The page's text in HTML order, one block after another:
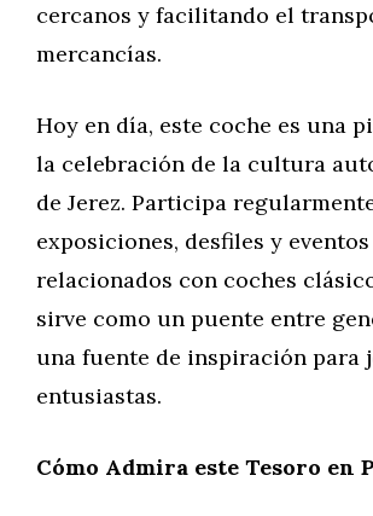
cercanos y facilitando el
mercancías.
Hoy en día, este coche es una
la celebración de la cultura
de Jerez. Participa
exposiciones, desfiles y eventos
relacionados con coches
sirve como un puente entre
una fuente de inspiración para
entusiastas.
Cómo Admira este Tesoro en